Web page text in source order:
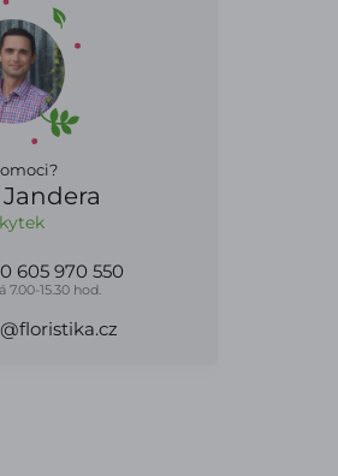
605 970 550
7.00-15.30 hod.